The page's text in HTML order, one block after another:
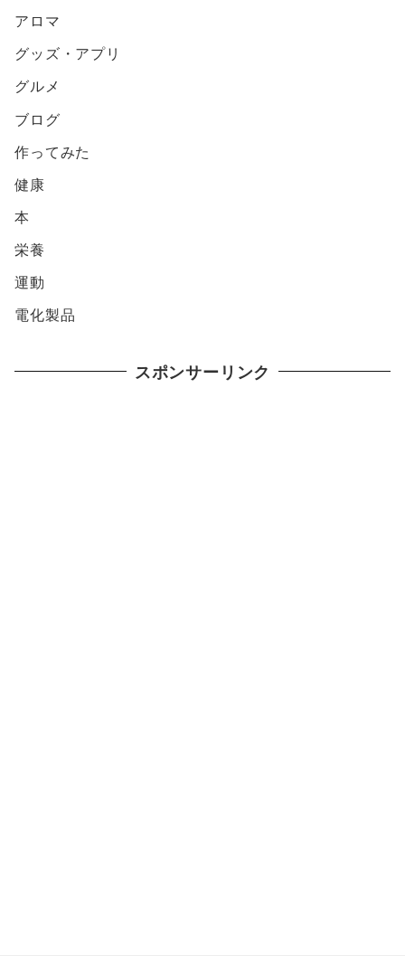
アロマ
グッズ・アプリ
グルメ
ブログ
作ってみた
健康
本
栄養
運動
電化製品
スポンサーリンク